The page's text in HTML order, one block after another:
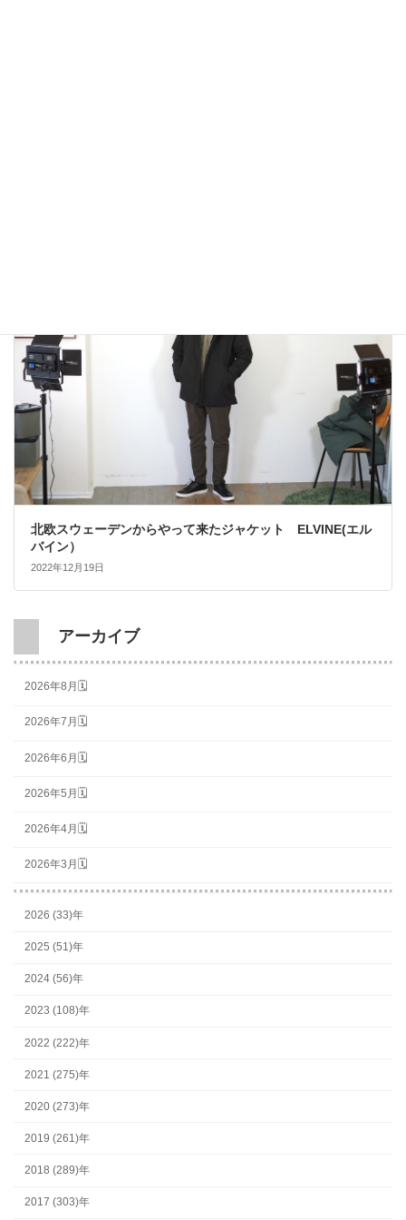
北欧スウェーデンからやって来たジャケット ELVINE(エル
バイン）
2022年12月19日
アーカイブ
2026年8月🗓
2026年7月🗓
2026年6月🗓
2026年5月🗓
2026年4月🗓
2026年3月🗓
2026 (33)年
2025 (51)年
2024 (56)年
2023 (108)年
2022 (222)年
2021 (275)年
2020 (273)年
2019 (261)年
2018 (289)年
2017 (303)年